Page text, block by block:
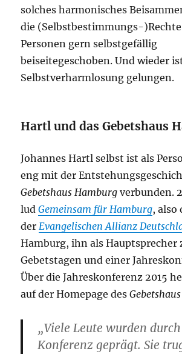
solches harmonisches
die (Selbstbestimmungs-
Personen gern selbstgefällig
beiseitegeschoben. Und wieder
Selbstverharmlosung gelungen.
Hartl und das Gebetshaus
Johannes Hartl selbst ist als
eng mit der
Gebetshaus Hamburg verbunden.
ludGemeinsam für Hamburg, also
derEvangelischen Allianz
Hamburg, ihn als Hauptsprecher
Gebetstagen und einer
Über die Jahreskonferenz 2015
auf der Homepage des
„Viele Leute wurden durch
Konferenz geprägt. Sie